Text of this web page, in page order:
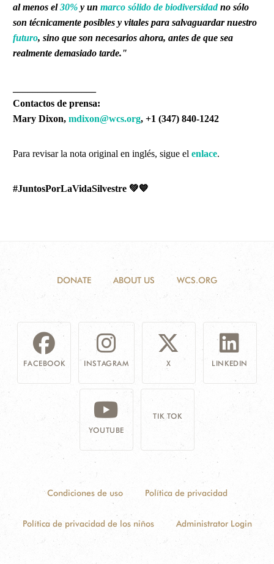
al menos el30% y un marco sólido de biodiversidadno sólo
son técnicamente posibles y vitales para salvaguardar nuestro
futuro, sino que son necesarios ahora, antes de que sea
realmente demasiado tarde."
Contactos de prensa:
Mary Dixon, mdixon@wcs.org, +1 (347) 840-1242
Para revisar la nota original en inglés, sigue el enlace.
#JuntosPorLaVidaSilvestre 💚💙
DONATE ABOUT US WCS.ORG
FACEBOOK INSTAGRAM X LINKEDIN
YOUTUBE
TIK TOK
Condiciones de uso Política de privacidad
Política de privacidad de los niños Administrator Login